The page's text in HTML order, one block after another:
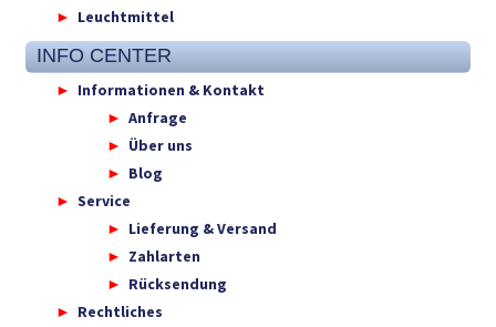
Leuchtmittel
INFO CENTER
Informationen & Kontakt
Anfrage
Über uns
Blog
Service
Lieferung & Versand
Zahlarten
Rücksendung
Rechtliches